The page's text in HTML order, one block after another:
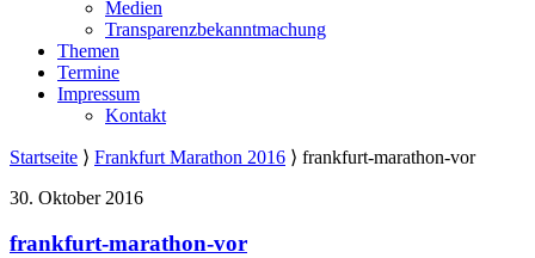
Medien
Transparenzbekanntmachung
Themen
Termine
Impressum
Kontakt
Startseite ⟩ Frankfurt Marathon 2016 ⟩ frankfurt-marathon-vor
30. Oktober 2016
frankfurt-marathon-vor